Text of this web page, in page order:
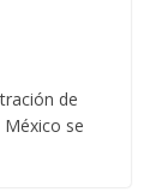
de
se